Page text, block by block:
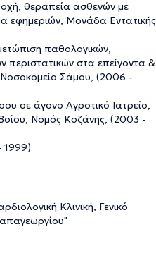
θεραπεία ασθενών με
εφημεριών, Μονάδα Εντατικής
παθολογικών,
περιστατικών στα επείγοντα &
Νοσοκομείο Σάμου, (2006 -
σε άγονο Αγροτικό Ιατρείο,
Νομός Κοζάνης, (2003 -
1999)
Κλινική, Γενικό